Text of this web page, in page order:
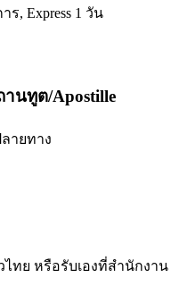
ร, Express 1 วัน
านทูต/Apostille
ายทาง
ไทย หรือรับเองที่สำนักงาน